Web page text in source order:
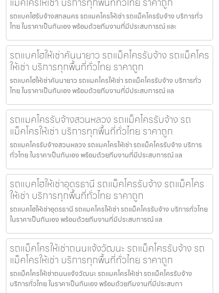
รถแบคโฮรับจ้างสกลนคร รถแมคโครให้เช่า รถแม็คโครรับจ้าง บริการทั่ว
ไทย ในราคาเป็นกันเอง พร้อมด้วยทีมงานที่มีประสบการณ์ และ
รถแบคโฮให้เช่าคันนายาว รถแม็คโครรับจ้าง รถแม็คโคร
ให้เช่า บริการทุกพื้นที่ทั่วไทย ราคาถูก
รถแบคโฮให้เช่าคันนายาว รถแมคโครให้เช่า รถแม็คโครรับจ้าง บริการทั่ว
ไทย ในราคาเป็นกันเอง พร้อมด้วยทีมงานที่มีประสบการณ์ แล
รถแมคโครรับจ้างสวนหลวง รถแม็คโครรับจ้าง รถ
แม็คโครให้เช่า บริการทุกพื้นที่ทั่วไทย ราคาถูก
รถแมคโครรับจ้างสวนหลวง รถแมคโครให้เช่า รถแม็คโครรับจ้าง บริการ
ทั่วไทย ในราคาเป็นกันเอง พร้อมด้วยทีมงานที่มีประสบการณ์ แล
รถแบคโฮให้เช่าอุดรธานี รถแม็คโครรับจ้าง รถแม็คโคร
ให้เช่า บริการทุกพื้นที่ทั่วไทย ราคาถูก
รถแบคโฮให้เช่าอุดรธานี รถแมคโครให้เช่า รถแม็คโครรับจ้าง บริการทั่วไทย
ในราคาเป็นกันเอง พร้อมด้วยทีมงานที่มีประสบการณ์ แล
รถแม็คโครให้เช่าถนนแจ้งวัฒนะ รถแม็คโครรับจ้าง รถ
แม็คโครให้เช่า บริการทุกพื้นที่ทั่วไทย ราคาถูก
รถแม็คโครให้เช่าถนนแจ้งวัฒนะ รถแมคโครให้เช่า รถแม็คโครรับจ้าง
บริการทั่วไทย ในราคาเป็นกันเอง พร้อมด้วยทีมงานที่มีประสบกา